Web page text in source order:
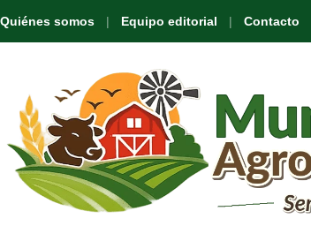
Quiénes somos Equipo editorial Contacto